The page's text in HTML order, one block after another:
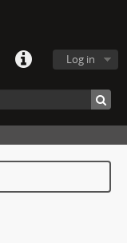
Log in